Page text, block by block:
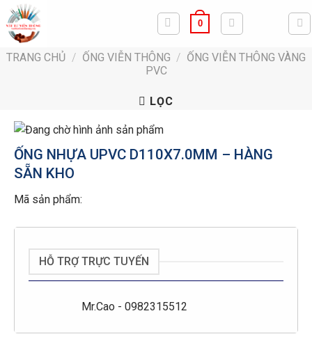
Bỏ
qua
nội
dung
0
TRANG CHỦ / ỐNG VIỄN THÔNG / ỐNG VIỄN THÔNG VÀNG
PVC
LỌC
ỐNG NHỰA UPVC D110X7.0MM – HÀNG
SẴN KHO
Mã sản phẩm:
HỖ TRỢ TRỰC TUYẾN
Mr.Cao - 0982315512